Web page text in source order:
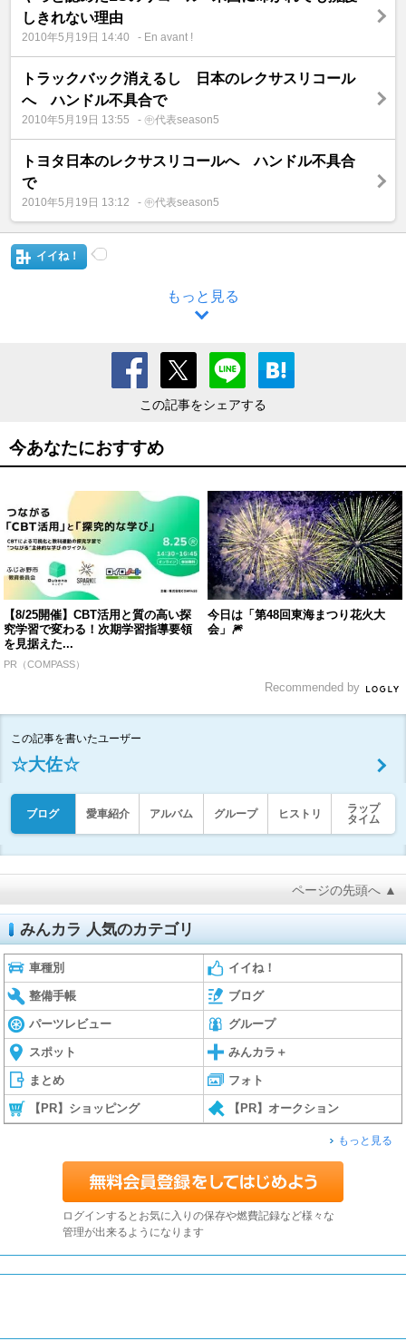
しきれない理由
2010年5月19日 14:40 - En avant !
トラックバック消えるし 日本のレクサスリコール
へ ハンドル不具合で
2010年5月19日 13:55 - ㊥代表season5
トヨタ日本のレクサスリコールへ ハンドル不具合
で
2010年5月19日 13:12 - ㊥代表season5
イイね！
もっと見る
この記事をシェアする
今あなたにおすすめ
【8/25開催】CBT活用と質の高い探
究学習で変わる！次期学習指導要領
を見据えた...
PR（COMPASS）
今日は「第48回東海まつり花火大
会」🎆
Recommended by
この記事を書いたユーザー
☆大佐☆
ブログ 愛車紹介 アルバム グループ ヒストリ
ラップ
タイム
ページの先頭へ ▲
みんカラ 人気のカテゴリ
車種別 イイね！
整備手帳 ブログ
パーツレビュー グループ
スポット みんカラ＋
まとめ フォト
【PR】ショッピング 【PR】オークション
もっと見る
ログインするとお気に入りの保存や燃費記録など様々な
管理が出来るようになります